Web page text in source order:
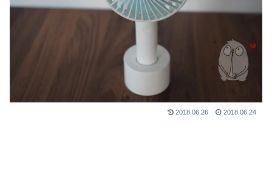
2018.06.26 2018.06.24